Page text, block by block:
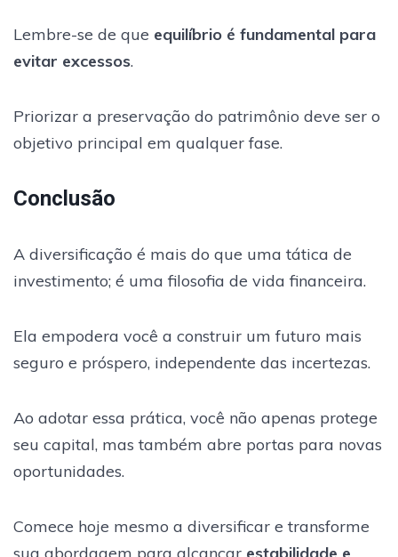
Lembre-se de que equilíbrio é fundamental para
evitar excessos.
Priorizar a preservação do patrimônio deve ser o
objetivo principal em qualquer fase.
Conclusão
A diversificação é mais do que uma tática de
investimento; é uma filosofia de vida financeira.
Ela empodera você a construir um futuro mais
seguro e próspero, independente das incertezas.
Ao adotar essa prática, você não apenas protege
seu capital, mas também abre portas para novas
oportunidades.
Comece hoje mesmo a diversificar e transforme
sua abordagem para alcançar estabilidade e